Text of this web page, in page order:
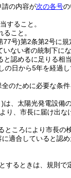
請の内容が次の各号
すること。
こと。
77号)第2条第2号に規
ない者の統制下にな
認めるに足りる相
日から5年を経過し
のために必要な条件
)は、太陽光発電設備
り、市長に届け出な
ころにより市長の
適合していると認
するときは、規則